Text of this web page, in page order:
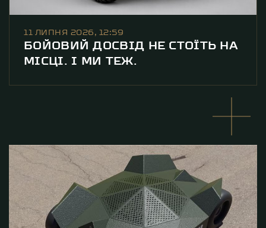
11 ЛИПНЯ 2026, 12:59
БОЙОВИЙ ДОСВІД НЕ СТОЇТЬ НА
МІСЦІ. І МИ ТЕЖ.